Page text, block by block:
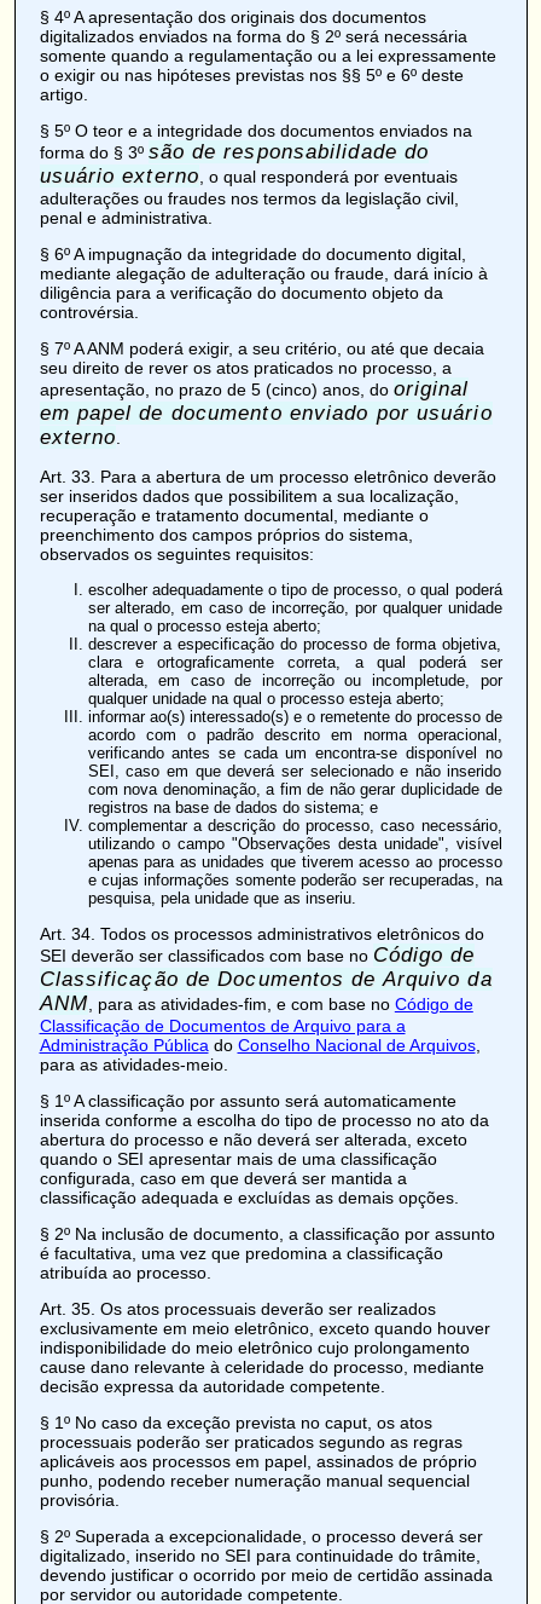
§ 4º A apresentação dos originais dos documentos
digitalizados enviados na forma do § 2º será necessária
somente quando a regulamentação ou a lei expressamente
o exigir ou nas hipóteses previstas nos §§ 5º e 6º deste
artigo.
§ 5º O teor e a integridade dos documentos enviados na
forma do § 3º são de responsabilidade do
usuário externo , o qual responderá por eventuais
adulterações ou fraudes nos termos da legislação civil,
penal e administrativa.
§ 6º A impugnação da integridade do documento digital,
mediante alegação de adulteração ou fraude, dará início à
diligência para a verificação do documento objeto da
controvérsia.
§ 7º A ANM poderá exigir, a seu critério, ou até que decaia
seu direito de rever os atos praticados no processo, a
apresentação, no prazo de 5 (cinco) anos, do original
em papel de documento enviado por usuário
externo
Art. 33 . Para a abertura de um processo eletrônico deverão
ser inseridos dados que possibilitem a sua localização,
recuperação e tratamento documental, mediante o
preenchimento dos campos próprios do sistema,
observados os seguintes requisitos:
escolher adequadamente o tipo de processo, o qual poderá
ser alterado, em caso de incorreção, por qualquer unidade
na qual o processo esteja aberto;
descrever a especificação do processo de forma objetiva,
clara e ortograficamente correta, a qual poderá ser
alterada, em caso de incorreção ou incompletude, por
qualquer unidade na qual o processo esteja aberto;
informar ao(s) interessado(s) e o remetente do processo de
acordo com o padrão descrito em norma operacional,
verificando antes se cada um encontra-se disponível no
SEI, caso em que deverá ser selecionado e não inserido
com nova denominação, a fim de não gerar duplicidade de
registros na base de dados do sistema; e
complementar a descrição do processo, caso necessário,
utilizando o campo "Observações desta unidade", visível
apenas para as unidades que tiverem acesso ao processo
e cujas informações somente poderão ser recuperadas, na
pesquisa, pela unidade que as inseriu.
Art. 34. Todos os processos administrativos eletrônicos do
SEI deverão ser classificados com base no Código de
Classificação de Documentos de Arquivo da
ANM , para as atividades-fim, e com base no Código de
Classificação de Documentos de Arquivo para a
Administração Pública do Conselho Nacional de Arquivos,
para as atividades-meio.
§ 1º A classificação por assunto será automaticamente
inserida conforme a escolha do tipo de processo no ato da
abertura do processo e não deverá ser alterada, exceto
quando o SEI apresentar mais de uma classificação
configurada, caso em que deverá ser mantida a
classificação adequada e excluídas as demais opções.
§ 2º Na inclusão de documento, a classificação por assunto
é facultativa, uma vez que predomina a classificação
atribuída ao processo.
Art. 35. Os atos processuais deverão ser realizados
exclusivamente em meio eletrônico, exceto quando houver
indisponibilidade do meio eletrônico cujo prolongamento
cause dano relevante à celeridade do processo, mediante
decisão expressa da autoridade competente.
§ 1º No caso da exceção prevista no caput, os atos
processuais poderão ser praticados segundo as regras
aplicáveis aos processos em papel, assinados de próprio
punho, podendo receber numeração manual sequencial
provisória.
§ 2º Superada a excepcionalidade, o processo deverá ser
digitalizado, inserido no SEI para continuidade do trâmite,
devendo justificar o ocorrido por meio de certidão assinada
por servidor ou autoridade competente.